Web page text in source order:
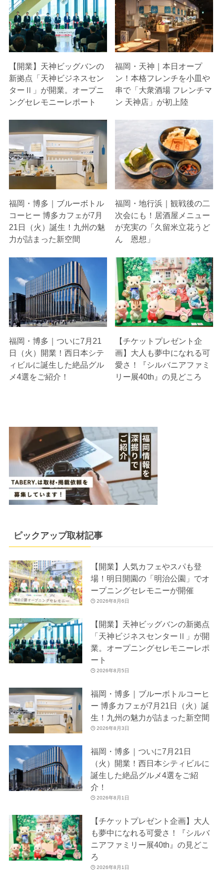
【開業】天神ビッグバンの
新拠点「天神ビジネスセン
ターⅡ」が開業。オープニ
ングセレモニーレポート
福岡・天神｜本日オープ
ン！本格フレンチを小皿や
串で「大衆酒場 フレンチマ
ン 天神店」が初上陸
福岡・博多｜ブルーボトル
コーヒー 博多カフェが7月
21日（火）誕生！九州の魅
力が詰まった新空間
福岡・地行浜｜観戦後の二
次会にも！居酒屋メニュー
が充実の「久留米立花うど
ん 恩想」
福岡・博多｜ついに7月21
日（火）開業！西日本シテ
ィビルに誕生した絶品グル
メ4選をご紹介！
【チケットプレゼント企
画】大人も夢中になれる可
愛さ！『シルバニアファミ
リー展40th』の見どころ
ピックアップ取材記事
【開業】人気カフェやスパも登
場！明日開園の「明治公園」でオ
ープニングセレモニーが開催
2026年8月6日
【開業】天神ビッグバンの新拠点
「天神ビジネスセンターⅡ」が開
業。オープニングセレモニーレポ
ート
2026年8月5日
福岡・博多｜ブルーボトルコーヒ
ー 博多カフェが7月21日（火）誕
生！九州の魅力が詰まった新空間
2026年8月3日
福岡・博多｜ついに7月21日
（火）開業！西日本シティビルに
誕生した絶品グルメ4選をご紹
介！
2026年8月1日
【チケットプレゼント企画】大人
も夢中になれる可愛さ！『シルバ
ニアファミリー展40th』の見どこ
ろ
2026年8月1日